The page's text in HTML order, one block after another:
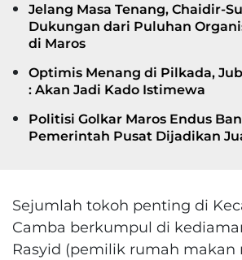
Jelang Masa Tenang, Chaidir-
Dukungan dari Puluhan
di Maros
Optimis Menang di Pilkada,
: Akan Jadi Kado Istimewa
Politisi Golkar Maros Endus
Pemerintah Pusat Dijadikan
Sejumlah tokoh penting di
Camba berkumpul di
Rasyid (pemilik rumah makan